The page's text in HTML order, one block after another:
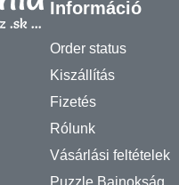
Információ
Order status
Kiszállítás
Fizetés
Rólunk
Vásárlási feltételek
Puzzle Bajnokság